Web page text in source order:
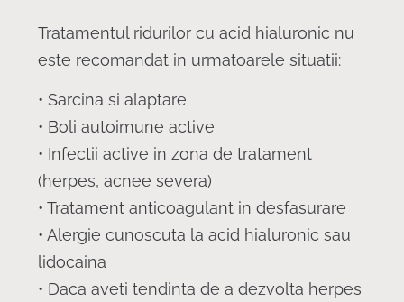
Tratamentul ridurilor cu acid hialuronic nu
este recomandat in urmatoarele situatii:
• Sarcina si alaptare
• Boli autoimune active
• Infectii active in zona de tratament
(herpes, acnee severa)
• Tratament anticoagulant in desfasurare
• Alergie cunoscuta la acid hialuronic sau
lidocaina
• Daca aveti tendinta de a dezvolta herpes